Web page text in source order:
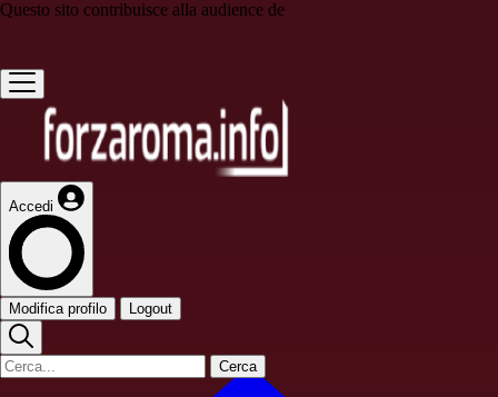
Questo sito contribuisce alla audience de
Accedi
Modifica profilo Logout
Cerca